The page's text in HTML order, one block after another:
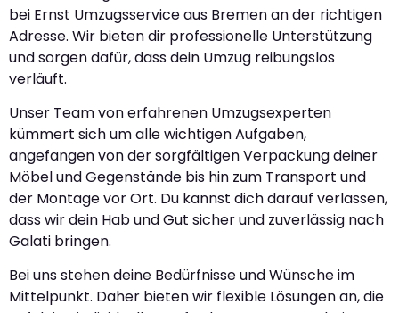
bei Ernst Umzugsservice aus Bremen an der richtigen
Adresse. Wir bieten dir professionelle Unterstützung
und sorgen dafür, dass dein Umzug reibungslos
verläuft.
Unser Team von erfahrenen Umzugsexperten
kümmert sich um alle wichtigen Aufgaben,
angefangen von der sorgfältigen Verpackung deiner
Möbel und Gegenstände bis hin zum Transport und
der Montage vor Ort. Du kannst dich darauf verlassen,
dass wir dein Hab und Gut sicher und zuverlässig nach
Galati bringen.
Bei uns stehen deine Bedürfnisse und Wünsche im
Mittelpunkt. Daher bieten wir flexible Lösungen an, die